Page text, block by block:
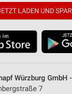
LADEN UND
Würzburg GmbH
7